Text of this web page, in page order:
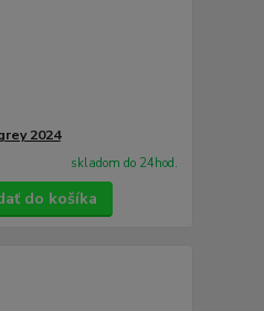
2024
skladom do 24hod.
do košíka